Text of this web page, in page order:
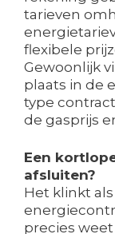
tarieven
flexibele
Gewoonlijk
plaats in de
type
de gasprijs
Een
afsluiten?
Het klinkt
precies